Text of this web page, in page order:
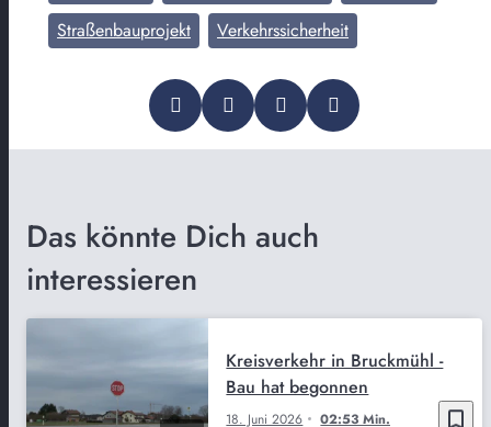
Straßenbauprojekt
Verkehrssicherheit
Das könnte Dich auch
interessieren
bookmark_border
18. Juni 2026 02:53 Min.
Kreisverkehr in Bruckmühl -
Bau hat begonnen